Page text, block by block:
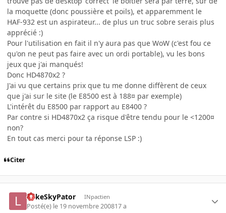
la moquette (donc poussière et poils), et apparemment le
HAF-932 est un aspirateur... de plus un truc sobre serais plus
apprécié :)
Pour l'utilisation en fait il n'y aura pas que WoW (c'est fou ce
qu'on ne peut pas faire avec un ordi portable), vu les bons
jeux que j'ai manqués!
Donc HD4870x2 ?
J'ai vu que certains prix que tu me donne diffèrent de ceux
que j'ai sur le site (le E8500 est à 188¤ par exemple)
L'intérêt du E8500 par rapport au E8400 ?
Par contre si HD4870x2 ça risque d'être tendu pour le <1200¤
non?
En tout cas merci pour ta réponse LSP :)
Citer
LukeSkyPator INpactien
Posté(e) le 19 novembre 200817 a